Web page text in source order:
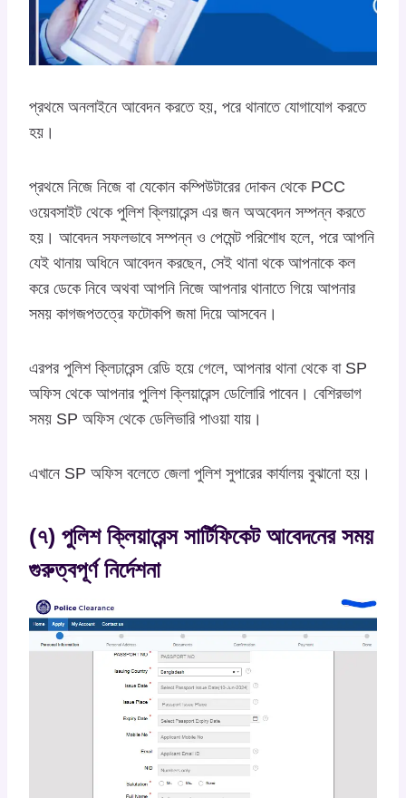
প্রথমে অনলাইনে আবেদন করতে হয়, পরে থানাতে যোগাযোগ করতে
হয়।
প্রথমে নিজে নিজে বা যেকোন কম্পিউটারের দোকন থেকে PCC
ওয়েবসাইট থেকে পুলিশ ক্লিয়ারেন্স এর জন অঅবেদন সম্পন্ন করতে
হয়। আবেদন সফলভাবে সম্পন্ন ও পেমেন্ট পরিশোধ হলে, পরে আপনি
যেই থানায় অধিনে আবেদন করছেন, সেই থানা থকে আপনাকে কল
করে ডেকে নিবে অথবা আপনি নিজে আপনার থানাতে গিয়ে আপনার
সময় কাগজপতত্রে ফটোকপি জমা দিয়ে আসবেন।
এরপর পুলিশ ক্লিঢারেন্স রেডি হয়ে গেলে, আপনার থানা থেকে বা ‍SP
অফিস থেকে আপনার পুলিশ ক্লিয়ারেন্স ডেলিোরি পাবেন। বেশিরভাগ
সময় SP অফিস থেকে ডেলিভারি পাওয়া যায়।
এখানে SP অফিস বলেতে জেলা পুলিশ সুপারের কার্যালয় বুঝানো হয়।
(৭) পুলিশ ক্লিয়ারেন্স সার্টিফিকেট আবেদনের সময়
গুরুত্বপূর্ণ নির্দেশনা